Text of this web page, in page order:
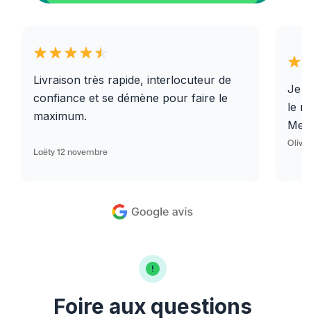
Livraison très rapide, interlocuteur de
confiance et se démène pour faire le
maximum.
Laëty 12 novembre
Je
le
Foire aux questions